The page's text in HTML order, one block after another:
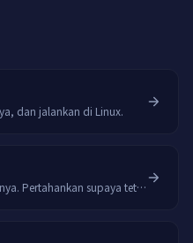
dan jalankan di Linux.
Kuasai mesinnya. Bangun pipeline-nya. Pertahankan supaya tetap stabil.